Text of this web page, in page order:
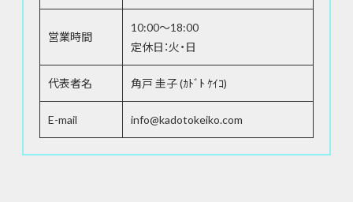
営業時間
10:00～18:00
定休日：火・日
代表者名 角戸 圭子 (ｶﾄﾞﾄ ｹｲｺ)
E-mail info@kadotokeiko.com